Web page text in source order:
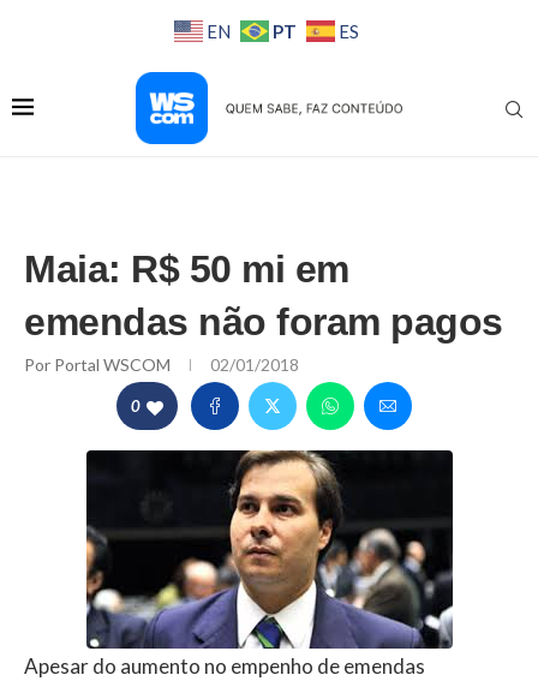
EN PT ES
Maia: R$ 50 mi em
emendas não foram pagos
Por Portal WSCOM 02/01/2018
0
Apesar do aumento no empenho de emendas